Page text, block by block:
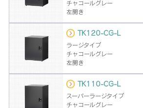
チャコールグレー
左開き
TK120-CG-L
ラージタイプ
チャコールグレー
左開き
TK110-CG-L
スーパーラージタイプ
チャコールグレー